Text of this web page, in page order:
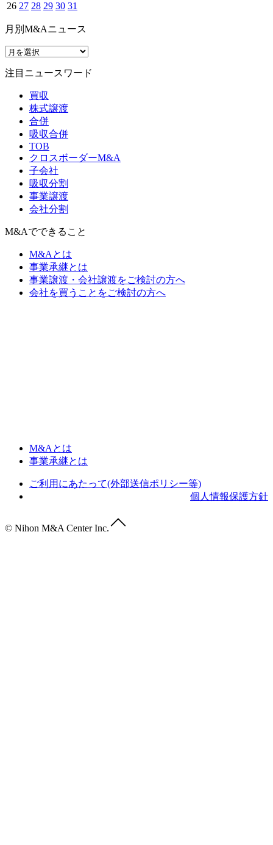
26 27 28 29 30 31
月別M&Aニュース
注目ニュースワード
買収
株式譲渡
合併
吸収合併
TOB
クロスボーダーM&A
子会社
吸収分割
事業譲渡
会社分割
M&Aでできること
M&Aとは
事業承継とは
事業譲渡・会社譲渡をご検討の方へ
会社を買うことをご検討の方へ
M&Aとは
事業承継とは
ご利用にあたって(外部送信ポリシー等)
個人情報保護方針
© Nihon M&A Center Inc.